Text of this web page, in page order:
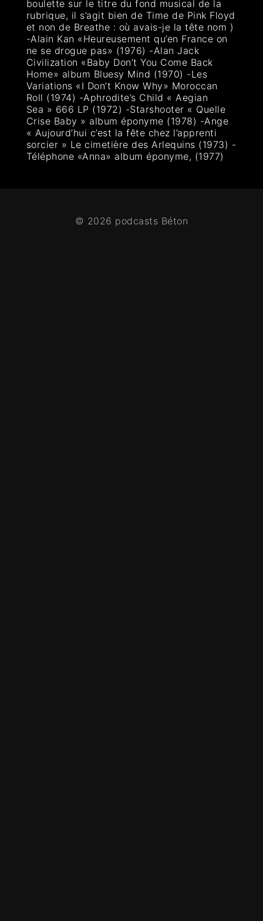
boulette sur le titre du fond musical de la
rubrique, il s’agit bien de Time de Pink Floyd
et non de Breathe : où avais-je la tête nom )
-Alain Kan «Heureusement qu’en France on
ne se drogue pas» (1976) -Alan Jack
Civilization «Baby Don’t You Come Back
Home» album Bluesy Mind (1970) -Les
Variations «I Don’t Know Why» Moroccan
Roll (1974) -Aphrodite’s Child « Aegian
Sea » 666 LP (1972) -Starshooter « Quelle
Crise Baby » album éponyme (1978) -Ange
« Aujourd’hui c’est la fête chez l’apprenti
sorcier » Le cimetière des Arlequins (1973) -
Téléphone «Anna» album éponyme, (1977)
© 2026 podcasts Béton